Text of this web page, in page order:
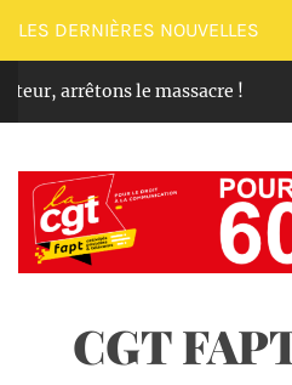
Passer
au
contenu
LES DERNIÈRES NOUVELLES
arrêtons le massacre !
CGT